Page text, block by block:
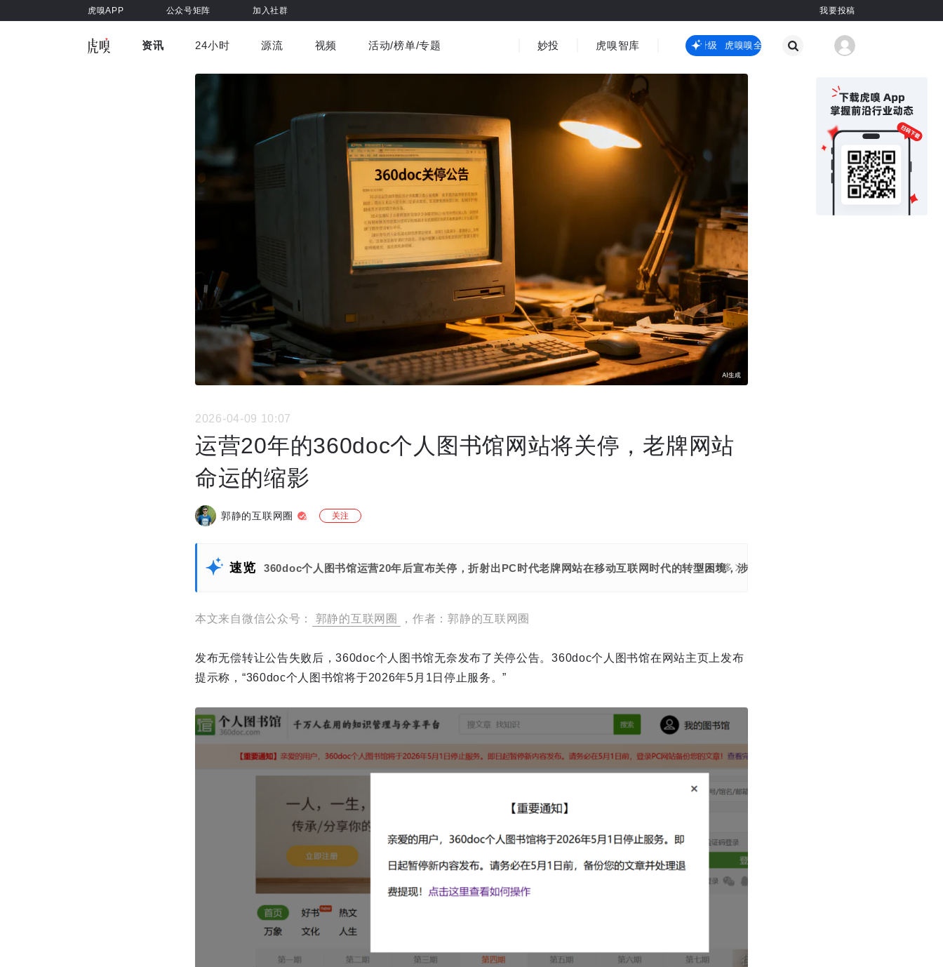
虎嗅APP 公众号矩阵 加入社群 我要投稿
资讯
车与出行 商业消费 社会文化 金融财经 出海
国际热点
观点 其他
24小时 源流 视频 活动/榜单/专题 妙投 虎嗅智库 虎嗅嗅全新升级 虎嗅嗅全新升级
2026-04-09 10:07
运营20年的360doc个人图书馆网站将关停，老牌网站
命运的缩影
郭静的互联网圈 关注
速览 360doc个人图书馆运营20年后宣布关停，折射出PC时代老牌网站在移动互联网时代的转型困境，涉及终端迁移、盈利模式转变、版权正规
展开更多
本文来自微信公众号： 郭静的互联网圈 ，作者：郭静的互联网圈
发布无偿转让公告失败后，360doc个人图书馆无奈发布了关停公告。360doc个人图书馆在网站主页上发布
提示称，“360doc个人图书馆将于2026年5月1日停止服务。”